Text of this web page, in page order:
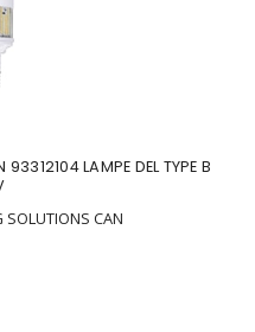
LAMPE DEL TYPE B
SOLUTIONS CAN